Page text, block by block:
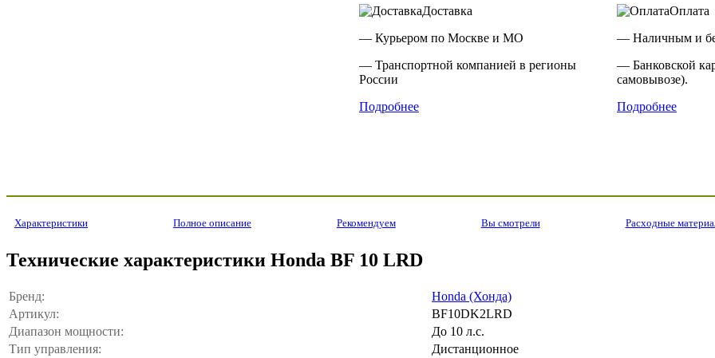
Доставка
— Курьером по Москве и МО
— Транспортной компанией в регионы
России
Подробнее
Оплата
— Наличным и
— Банковской
самовывозе).
Подробнее
Характеристики Полное описание Рекомендуем Вы смотрели Расходные
Технические характеристики Honda BF 10 LRD
Бренд:
Honda (Хонда)
Артикул:
BF10DK2LRD
Диапазон мощности:
До 10 л.с.
Тип управления:
Дистанционное